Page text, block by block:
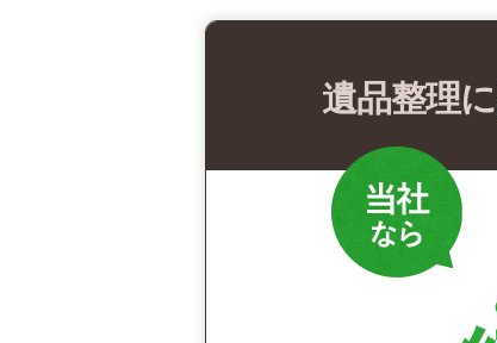
遺品整理に